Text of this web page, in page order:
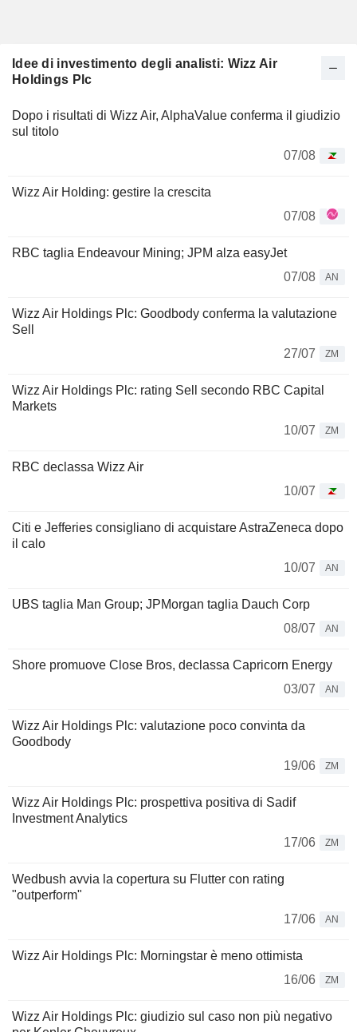
Idee di investimento degli analisti: Wizz Air
Holdings Plc
Dopo i risultati di Wizz Air, AlphaValue conferma il giudizio
sul titolo
07/08
Wizz Air Holding: gestire la crescita
07/08
RBC taglia Endeavour Mining; JPM alza easyJet
07/08
AN
Wizz Air Holdings Plc: Goodbody conferma la valutazione
Sell
27/07
ZM
Wizz Air Holdings Plc: rating Sell secondo RBC Capital
Markets
10/07
ZM
RBC declassa Wizz Air
10/07
Citi e Jefferies consigliano di acquistare AstraZeneca dopo
il calo
10/07
AN
UBS taglia Man Group; JPMorgan taglia Dauch Corp
08/07
AN
Shore promuove Close Bros, declassa Capricorn Energy
03/07
AN
Wizz Air Holdings Plc: valutazione poco convinta da
Goodbody
19/06
ZM
Wizz Air Holdings Plc: prospettiva positiva di Sadif
Investment Analytics
17/06
ZM
Wedbush avvia la copertura su Flutter con rating
"outperform"
17/06
AN
Wizz Air Holdings Plc: Morningstar è meno ottimista
16/06
ZM
Wizz Air Holdings Plc: giudizio sul caso non più negativo